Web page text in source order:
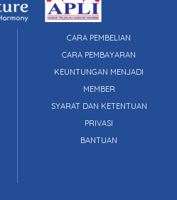
CARA PEMBELIAN
CARA PEMBAYARAN
KEUNTUNGAN MENJADI
MEMBER
SYARAT DAN KETENTUAN
PRIVASI
BANTUAN